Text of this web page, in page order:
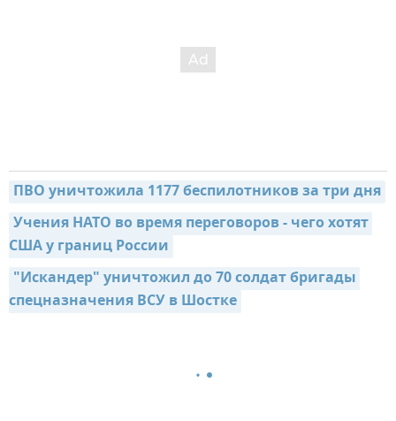
ПВО уничтожила 1177 беспилотников за три дня
Учения НАТО во время переговоров - чего хотят
США у границ России
"Искандер" уничтожил до 70 солдат бригады
спецназначения ВСУ в Шостке